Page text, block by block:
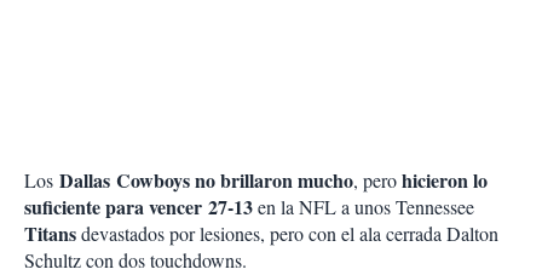
Los Dallas Cowboys no brillaron mucho, perohicieron lo
suficiente para vencer 27-13en la NFL a unos Tennessee
Titansdevastados por lesiones, pero con el ala cerrada Dalton
Schultz con dos touchdowns.